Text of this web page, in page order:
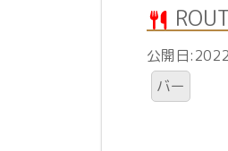
公開日
バー